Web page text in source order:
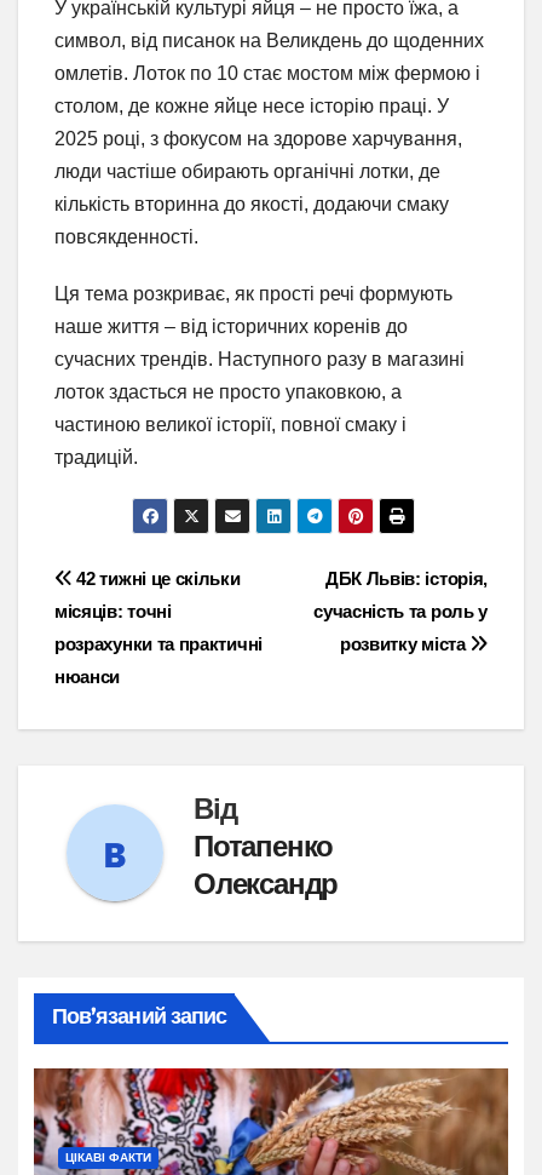
У українській культурі яйця – не просто їжа, а
символ, від писанок на Великдень до щоденних
омлетів. Лоток по 10 стає мостом між фермою і
столом, де кожне яйце несе історію праці. У
2025 році, з фокусом на здорове харчування,
люди частіше обирають органічні лотки, де
кількість вторинна до якості, додаючи смаку
повсякденності.
Ця тема розкриває, як прості речі формують
наше життя – від історичних коренів до
сучасних трендів. Наступного разу в магазині
лоток здасться не просто упаковкою, а
частиною великої історії, повної смаку і
традицій.
Навігація
записів
ДБК Львів: історія,
сучасність та роль у
розвитку міста
42 тижні це скільки
місяців: точні
розрахунки та практичні
нюанси
Від
Потапенко
Олександр
Пов’язаний запис
ЦІКАВІ ФАКТИ